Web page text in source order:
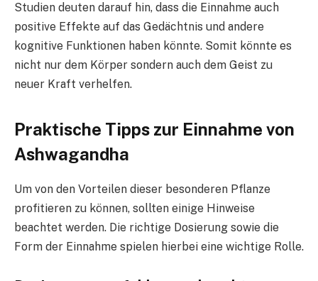
Studien deuten darauf hin, dass die Einnahme auch
positive Effekte auf das Gedächtnis und andere
kognitive Funktionen haben könnte. Somit könnte es
nicht nur dem Körper sondern auch dem Geist zu
neuer Kraft verhelfen.
Praktische Tipps zur Einnahme von
Ashwagandha
Um von den Vorteilen dieser besonderen Pflanze
profitieren zu können, sollten einige Hinweise
beachtet werden. Die richtige Dosierung sowie die
Form der Einnahme spielen hierbei eine wichtige Rolle.